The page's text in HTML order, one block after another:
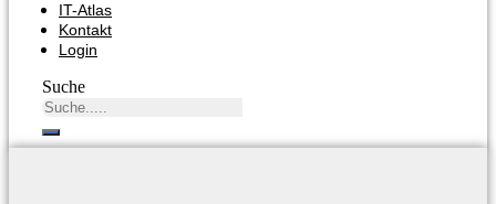
IT-Atlas
Kontakt
Login
Suche